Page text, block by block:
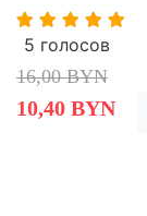
5 голосов
16,00 BYN
10,40 BYN